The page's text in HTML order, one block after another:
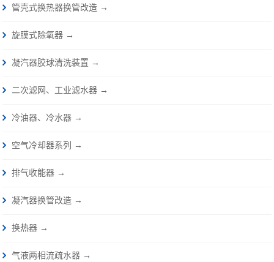
管壳式换热器换管改造 →
旋膜式除氧器 →
凝汽器胶球清洗装置 →
二次滤网、工业滤水器 →
冷油器、冷水器 →
空气冷却器系列 →
排气收能器 →
凝汽器换管改造 →
换热器 →
气液两相流疏水器 →